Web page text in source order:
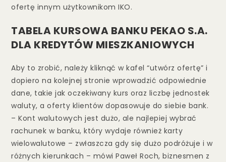
ofertę innym użytkownikom IKO.
TABELA KURSOWA BANKU PEKAO S.A.
DLA KREDYTÓW MIESZKANIOWYCH
Aby to zrobić, należy kliknąć w kafel “utwórz ofertę” i
dopiero na kolejnej stronie wprowadzić odpowiednie
dane, takie jak oczekiwany kurs oraz liczbę jednostek
waluty, a oferty klientów dopasowuje do siebie bank.
– Kont walutowych jest dużo, ale najlepiej wybrać
rachunek w banku, który wydaje również karty
wielowalutowe – zwłaszcza gdy się dużo podróżuje i w
różnych kierunkach – mówi Paweł Roch, biznesmen z